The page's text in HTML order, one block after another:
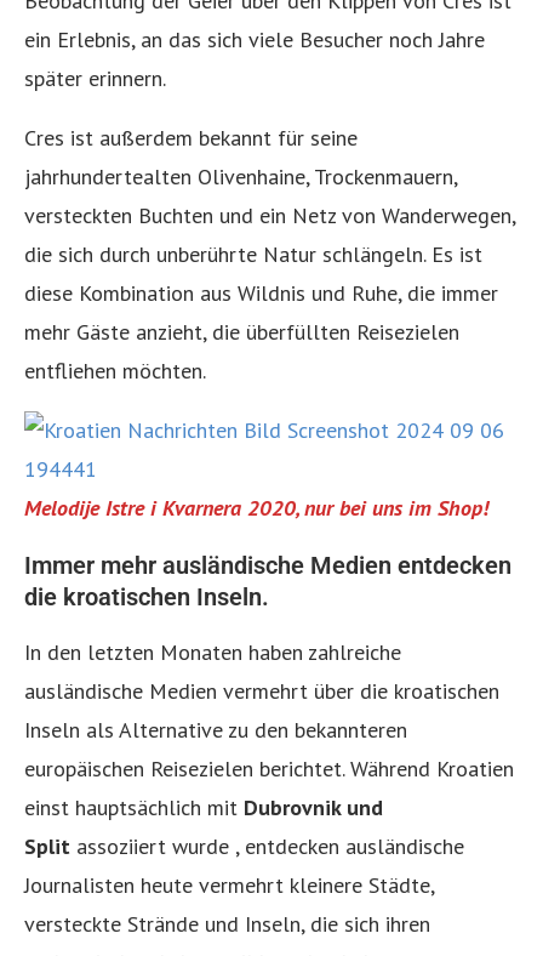
ein Erlebnis, an das sich viele Besucher noch Jahre
später erinnern.
Cres ist außerdem bekannt für seine
jahrhundertealten Olivenhaine, Trockenmauern,
versteckten Buchten und ein Netz von Wanderwegen,
die sich durch unberührte Natur schlängeln. Es ist
diese Kombination aus Wildnis und Ruhe, die immer
mehr Gäste anzieht, die überfüllten Reisezielen
entfliehen möchten.
Melodije Istre i Kvarnera 2020, nur bei uns im Shop!
Immer mehr ausländische Medien entdecken
die kroatischen Inseln.
In den letzten Monaten haben zahlreiche
ausländische Medien vermehrt über die kroatischen
Inseln als Alternative zu den bekannteren
europäischen Reisezielen berichtet. Während Kroatien
einst hauptsächlich mit Dubrovnik und
Split assoziiert wurde , entdecken ausländische
Journalisten heute vermehrt kleinere Städte,
versteckte Strände und Inseln, die sich ihren